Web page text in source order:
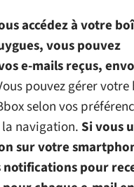
accédez à votre
vous pouvez
e-mails reçus,
pouvez gérer
selon vos
navigation.Si vous
sur votre
notifications pour